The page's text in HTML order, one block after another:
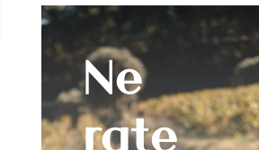
Ne
rate